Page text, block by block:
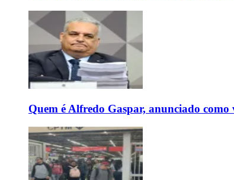
Quem é Alfredo Gaspar, anunciado